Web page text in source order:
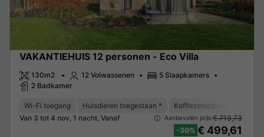
VAKANTIEHUIS 12 personen - Eco Villa
130m2 12 Volwassenen
5 Slaapkamers
2 Badkamer
Wi-Fi toegang Huisdieren toegestaan * Koffiezetapparaat
Van 3 tot 4 nov, 1 nacht, Vanaf
Aanbevolen prijs:€ 713,73
-30% € 499,61